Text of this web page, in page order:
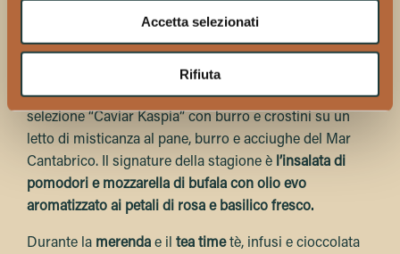
Accetta selezionati
Rifiuta
con melone, pepe della Jamaica e citronella
accompagnato dal sorbetto al limone con spezie e
agrumi alla focaccia a portafoglio con fagiolini,
salicornia e Pesto Genovese; dal salmone affumicato
selezione “Caviar Kaspia” con burro e crostini su un
letto di misticanza al pane, burro e acciughe del Mar
Cantabrico. Il signature della stagione è l’insalata di
pomodori e mozzarella di bufala con olio evo
aromatizzato ai petali di rosa e basilico fresco.
Durante la merenda e il tea timetè, infusi e cioccolata